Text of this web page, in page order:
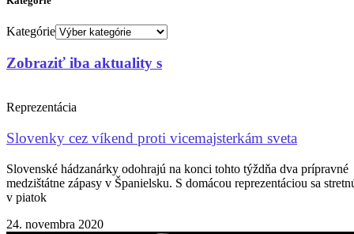
Kategórie
Zobraziť iba aktuality s
Reprezentácia
Slovenky cez víkend proti vicemajsterkám sveta
Slovenské hádzanárky odohrajú na konci tohto týždňa dva prípravné
medzištátne zápasy v Španielsku. S domácou reprezentáciou sa
v piatok
24. novembra 2020